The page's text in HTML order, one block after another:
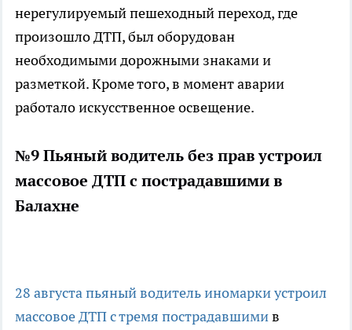
нерегулируемый пешеходный переход, где
произошло ДТП, был оборудован
необходимыми дорожными знаками и
разметкой. Кроме того, в момент аварии
работало искусственное освещение.
№9 Пьяный водитель без прав устроил
массовое ДТП с пострадавшими в
Балахне
28 августа пьяный водитель иномарки устроил
массовое ДТП с тремя пострадавшимив